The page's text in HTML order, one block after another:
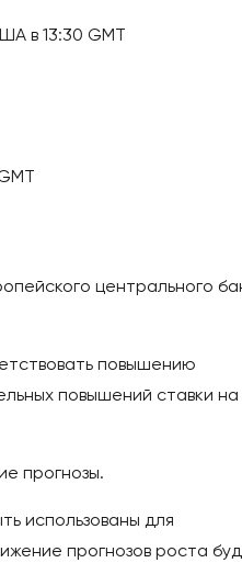
в 13:30 GMT
центрального
повышению
повышений ставки на
прогнозы.
использованы для
прогнозов роста